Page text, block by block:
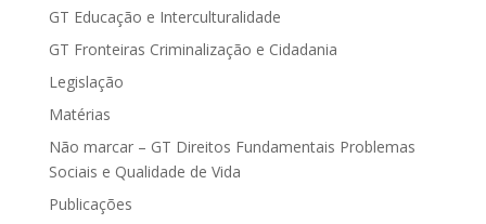
GT Educação e Interculturalidade
GT Fronteiras Criminalização e Cidadania
Legislação
Matérias
Não marcar – GT Direitos Fundamentais Problemas
Sociais e Qualidade de Vida
Publicações